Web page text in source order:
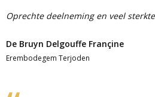
Oprechte deelneming en veel
De Bruyn Delgouffe Françine
Erembodegem Terjoden